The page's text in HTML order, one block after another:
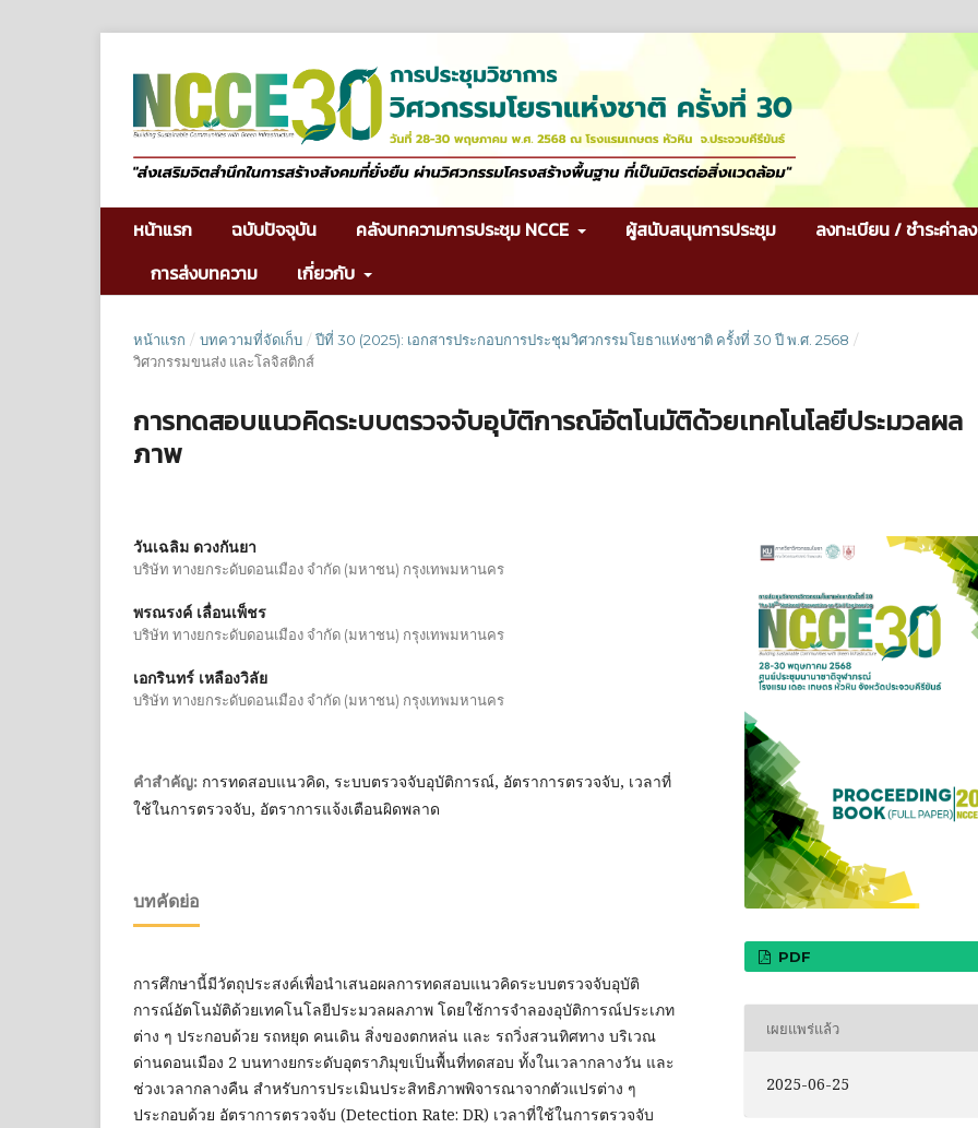
หน้าแรก ฉบับปัจจุบัน คลังบทความการประชุม NCCE ผู้สนับสนุนการประชุม
ลงทะเบียน / ชำระค่าล
การส่งบทความ
เกี่ยวกับ
หน้าแรก / บทความที่จัดเก็บ / ปีที่ 30 (2025): เอกสารประกอบการประชุมวิศวกรรมโยธาแห่งชาติ ครั้งที่ 30 ปี พ.ศ. 2568 /
วิศวกรรมขนส่ง และโลจิสติกส์
การทดสอบแนวคิดระบบตรวจจับอุบัติการณ์อัตโนมัติด้วยเทคโนโลยีประมวลผล
ภาพ
วันเฉลิม ดวงกันยา
บริษัท ทางยกระดับดอนเมือง จำกัด (มหาชน) กรุงเทพมหานคร
พรณรงค์ เลื่อนเพ็ชร
บริษัท ทางยกระดับดอนเมือง จำกัด (มหาชน) กรุงเทพมหานคร
เอกรินทร์ เหลืองวิลัย
บริษัท ทางยกระดับดอนเมือง จำกัด (มหาชน) กรุงเทพมหานคร
คำสำคัญ: การทดสอบแนวคิด, ระบบตรวจจับอุบัติการณ์, อัตราการตรวจจับ, เวลาที่
ใช้ในการตรวจจับ, อัตราการแจ้งเตือนผิดพลาด
บทคัดย่อ
การศึกษานี้มีวัตถุประสงค์เพื่อนำเสนอผลการทดสอบแนวคิดระบบตรวจจับอุบัติ
การณ์อัตโนมัติด้วยเทคโนโลยีประมวลผลภาพ โดยใช้การจำลองอุบัติการณ์ประเภท
ต่าง ๆ ประกอบด้วย รถหยุด คนเดิน สิ่งของตกหล่น และ รถวิ่งสวนทิศทาง บริเวณ
ด่านดอนเมือง 2 บนทางยกระดับอุตราภิมุขเป็นพื้นที่ทดสอบ ทั้งในเวลากลางวัน และ
ช่วงเวลากลางคืน สำหรับการประเมินประสิทธิภาพพิจารณาจากตัวแปรต่าง ๆ
ประกอบด้วย อัตราการตรวจจับ (Detection Rate: DR) เวลาที่ใช้ในการตรวจจับ
PDF
เผยแพร่แล้ว
2025-06-25